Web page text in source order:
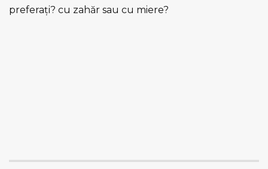
preferați? cu zahăr sau cu miere?